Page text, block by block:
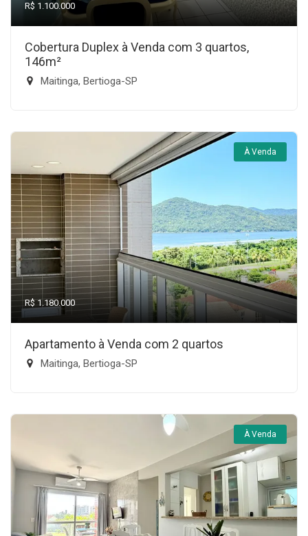
R$ 1.100.000
Cobertura Duplex à Venda com 3 quartos,
146m²
Maitinga, Bertioga-SP
À Venda
R$ 1.180.000
Apartamento à Venda com 2 quartos
Maitinga, Bertioga-SP
À Venda